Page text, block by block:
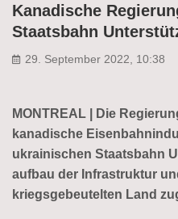
Kanadische
Staatsbahn
29. September 2022, 10:38
MONTREAL | Die
kanadische
ukrainischen Staatsbahn
aufbau der Infrastruktur
kriegs­gebeutelten Land